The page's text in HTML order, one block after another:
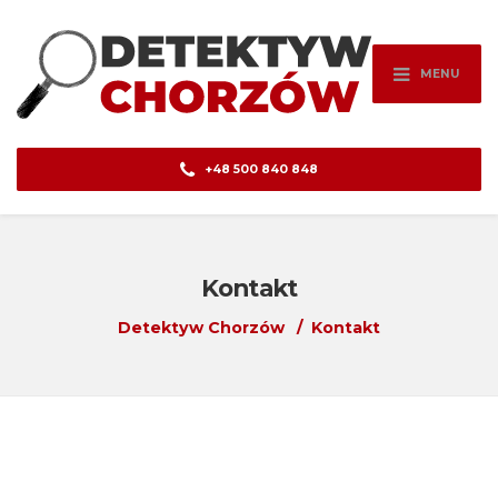
MENU
+48 500 840 848
Kontakt
Detektyw Chorzów Kontakt